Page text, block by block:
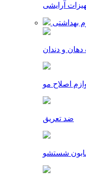
آرایشی
بهداشتی
و دندان
اصلاح مو
ضد تعریق
شستشو